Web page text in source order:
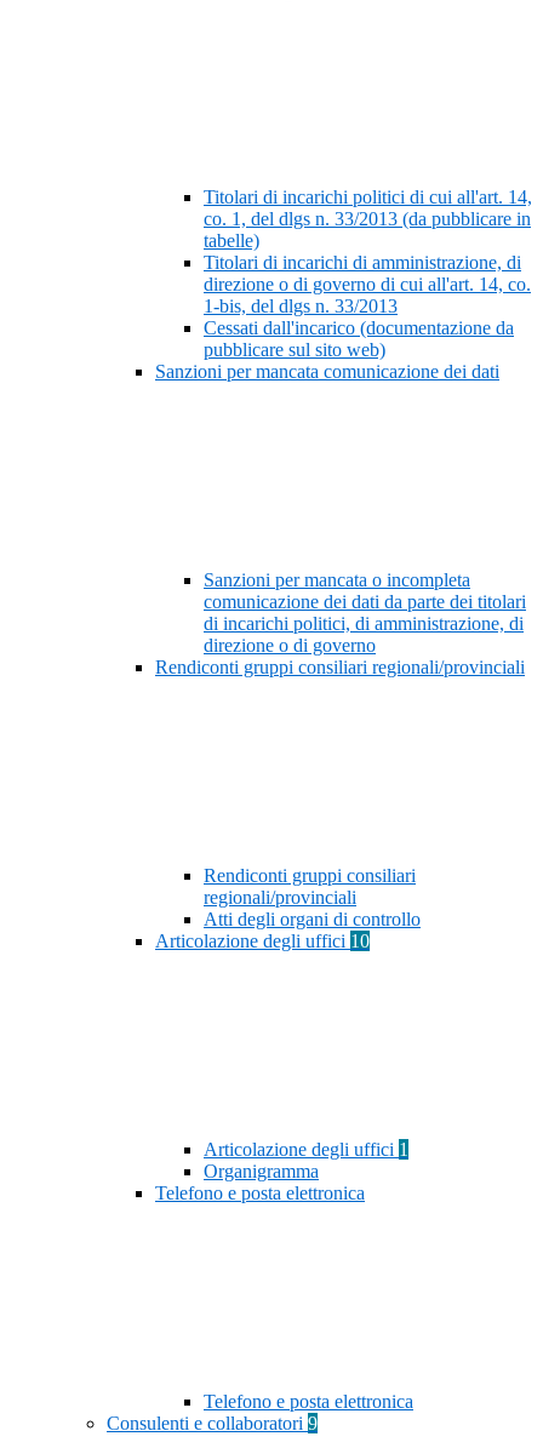
Titolari di incarichi politici di cui all'art. 14,
co. 1, del dlgs n. 33/2013 (da pubblicare in
tabelle)
Titolari di incarichi di amministrazione, di
direzione o di governo di cui all'art. 14, co.
1-bis, del dlgs n. 33/2013
Cessati dall'incarico (documentazione da
pubblicare sul sito web)
Sanzioni per mancata comunicazione dei dati
Sanzioni per mancata o incompleta
comunicazione dei dati da parte dei titolari
di incarichi politici, di amministrazione, di
direzione o di governo
Rendiconti gruppi consiliari regionali/provinciali
Rendiconti gruppi consiliari
regionali/provinciali
Atti degli organi di controllo
Articolazione degli uffici 10
Articolazione degli uffici 1
Organigramma
Telefono e posta elettronica
Telefono e posta elettronica
Consulenti e collaboratori 9